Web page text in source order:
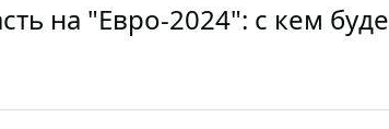
на "Евро-2024": с кем